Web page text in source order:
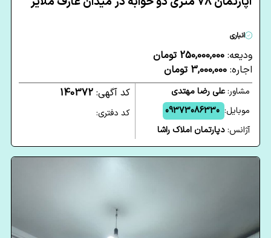
انباری
ودیعه: 250,000,000 تومان
اجاره: 3,000,000 تومان
مشاور:علی رضا مهتدی
موبایل: 09373086330
آژانس:دپارتمان املاک راشا
کد آگهی: 140372
کد دفتری: